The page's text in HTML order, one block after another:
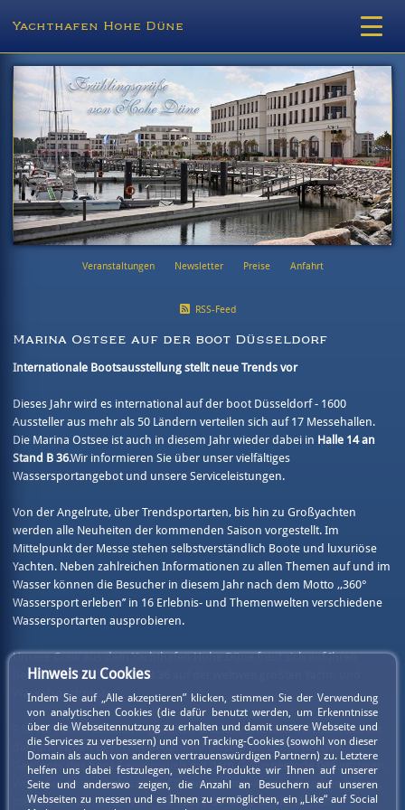
Yachthafen Hohe Düne
Veranstaltungen Newsletter Preise Anfahrt
RSS-Feed
Marina Ostsee auf der boot Düsseldorf
Internationale Bootsausstellung stellt neue Trends vor
Dieses Jahr wird es international auf der boot Düsseldorf - 1600
Aussteller aus mehr als 50 Ländern verteilen sich auf 17 Messehallen.
Die Marina Ostsee ist auch in diesem Jahr wieder dabei in Halle 14 an
Stand B 36.Wir informieren Sie über unser vielfältiges
Wassersportangebot und unsere Serviceleistungen.
Von der Angelrute, über Trendsportarten, bis hin zu Großyachten
werden alle Neuheiten der kommenden Saison vorgestellt. Im
Mittelpunkt der Messe stehen selbstverständlich Boote und luxuriöse
Yachten. Neben zahlreichen Informationen zu allen Themen auf und im
Wasser können die Besucher in diesem Jahr nach dem Motto ,,360°
Wassersport erleben’’ in 16 Erlebnis- und Themenwelten verschiedene
Wassersportarten ausprobieren.
Unsere Crew aus dem Yachthafen Hohe Düne freut sich auf Ihren
Besuch inHalle 14, Stand B 36
Wassersportmesse.
P.S.: Wir hatten einen erfolgreichen Messeauftritt und möchten uns für
die zahlreichen Besucher bedanken! Unsere Glücksfee hat den
Gewinner des boot Gewinnspiels mit dem Gewinnercode046 gezogen.
Wenn Sie diese Glückszahl auf Ihrem Gewinn-Abschnitt stehen haben,
melden Sie sich bitte unter Tel. 0381 / 50 40 80 00. Herzlichen
Hinweis zu Cookies
Indem Sie auf „Alle akzeptieren” klicken, stimmen Sie der Verwendung
von analytischen Cookies (die dafür benutzt werden, um Erkenntnisse
über die Webseitennutzung zu erhalten und damit unsere Webseite und
die Services zu verbessern) und von Tracking-Cookies (sowohl von dieser
Domain als auch von anderen vertrauenswürdigen Partnern) zu. Letztere
helfen uns dabei festzulegen, welche Produkte wir Ihnen auf unserer
Seite und anderswo zeigen, die Anzahl an Besuchern auf unseren
Webseiten zu messen und es Ihnen zu ermöglichen, ein „Like“ auf Social